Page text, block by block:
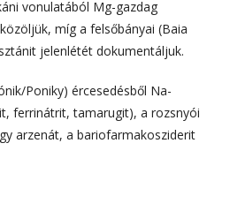
vonulatából Mg-gazdag
míg a felsőbányai (Baia
jelenlétét dokumentáljuk.
Poniky) ércesedésből Na-
ferrinátrit, tamarugit), a rozsnyói
arzenát, a bariofarmakosziderit